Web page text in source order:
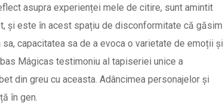
asupra experienței mele de citire, sunt amintit
și este în acest spațiu de disconformitate că găsim
capacitatea sa de a evoca o varietate de emoții și
Mágicas testimoniu al tapiseriei unice a
din greu cu aceasta. Adâncimea personajelor și
în gen.